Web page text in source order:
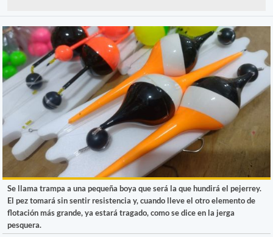
Se llama trampa a una pequeña boya que será la que hundirá el pejerrey.
El pez tomará sin sentir resistencia y, cuando lleve el otro elemento de
flotación más grande, ya estará tragado, como se dice en la jerga
pesquera.